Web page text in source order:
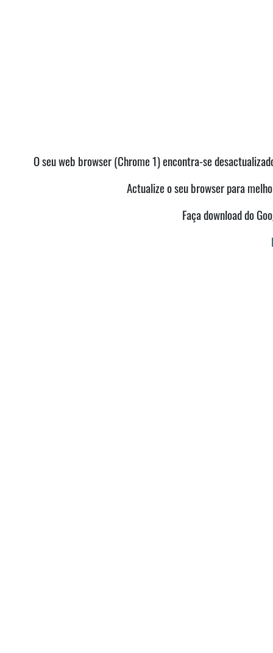
O seu web browser (Chrome 1) encontra-se
Actualize o seu browser para
Faça download do